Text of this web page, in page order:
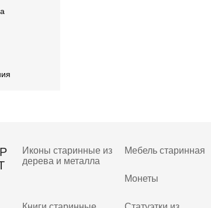
Иконы старинные из
дерева и металла
Мебель старинная
Монеты